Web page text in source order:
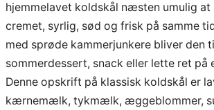
hjemmelavet koldskål næsten umulig at
cremet, syrlig, sød og frisk på samme
med sprøde kammerjunkere bliver den
sommerdessert, snack eller lette ret på
Denne opskrift på klassisk koldskål er
kærnemælk, tykmælk, æggeblommer,